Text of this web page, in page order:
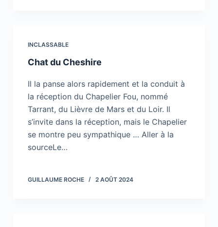
INCLASSABLE
Chat du Cheshire
Il la panse alors rapidement et la conduit à
la réception du Chapelier Fou, nommé
Tarrant, du Lièvre de Mars et du Loir. Il
s’invite dans la réception, mais le Chapelier
se montre peu sympathique … Aller à la
sourceLe…
GUILLAUME ROCHE 2 AOÛT 2024